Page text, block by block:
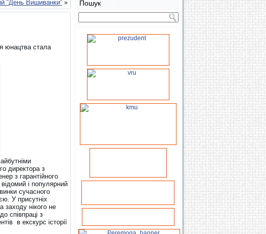
“День Вишиванки” »
юнацтва стала
директора з
з гарантійного
і популярний
сучасного
У присутніх
заходу нікого не
співпраці з
в екскурс історії
Пошук